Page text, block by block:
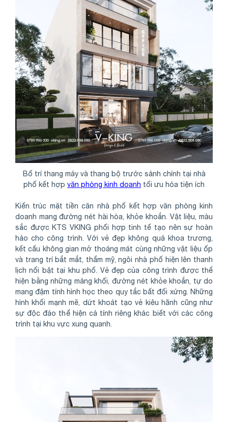
Bố trí thang máy và thang bộ trước sảnh chính tại nhà
phố kết hợp văn phòng kinh doanh tối ưu hóa tiện ích
Kiến trúc mặt tiền căn nhà phố kết hợp văn phòng kinh
doanh mang đường nét hài hòa, khỏe khoắn. Vật liệu, màu
sắc được KTS VKING phối hợp tinh tế tạo nên sự hoàn
hảo cho công trình. Với vẻ đẹp không quá khoa trương,
kết cấu không gian mở thoáng mát cùng những vật liệu ốp
và trang trí bắt mắt, thẩm mỹ, ngôi nhà phố hiện lên thanh
lịch nổi bật tại khu phố. Vẻ đẹp của công trình được thể
hiện bằng những mảng khối, đường nét khỏe khoắn, tự do
mang đậm tính hình học theo quy tắc bất đối xứng. Những
hình khối mạnh mẽ, dứt khoát tạo vẻ kiêu hãnh cũng như
sự độc đáo thể hiện cá tính riêng khác biết với các công
trình tại khu vực xung quanh.